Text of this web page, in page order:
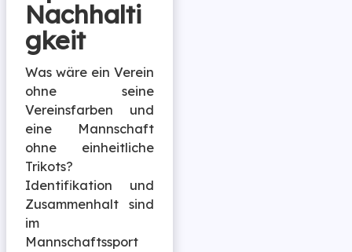
Nachhalti
gkeit
Was wäre ein Verein
ohne seine
Vereinsfarben und
eine Mannschaft
ohne einheitliche
Trikots?
Identifikation und
Zusammenhalt sind
im
Mannschaftssport